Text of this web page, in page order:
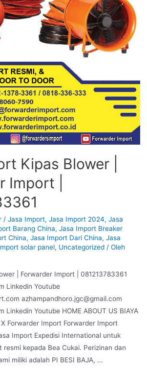
Kipas Blower |
Import |
/ Jasa Import, Jasa Import 2024, Jasa
Barang China, Jasa Import Breaker
China, Jasa Import Dari China, Jasa
solar panel, Uncategorized/ Oleh
| Forwarder Import | 081213783361
Linkedin Youtube
azhampandhoro.jgc@gmail.com
Linkedin Youtube HOME ABOUT US BIAYA
X Forwarder Import Forwarder Import
Import Expedisi International untuk
resmi kepada Bea Cukai. Perizinan dan
miliki adalah PI BESI BAJA, …